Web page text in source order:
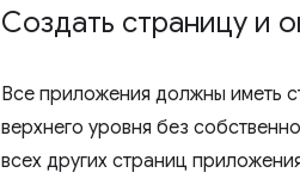
Создать страницу и
Все приложения должны иметь
верхнего уровня без
всех других страниц